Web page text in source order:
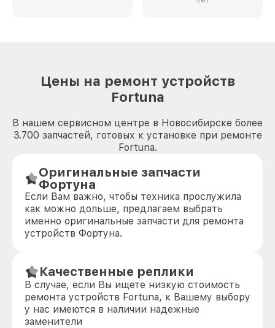
Цены на ремонт устройств
Fortuna
В нашем сервисном центре в Новосибирске более
3.700 запчастей, готовых к установке при ремонте
Fortuna.
Оригинальные запчасти
Фортуна
Если Вам важно, чтобы техника прослужила
как можно дольше, предлагаем выбрать
именно оригинальные запчасти для ремонта
устройств Фортуна.
Качественные реплики
В случае, если Вы ищете низкую стоимость
ремонта устройств Fortuna, к Вашему выбору
у нас имеются в наличии надежные
заменители